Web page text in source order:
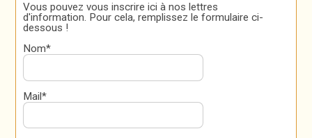
Vous pouvez vous inscrire ici à nos lettres
d'information. Pour cela, remplissez le formulaire ci-
dessous !
Nom*
Mail*